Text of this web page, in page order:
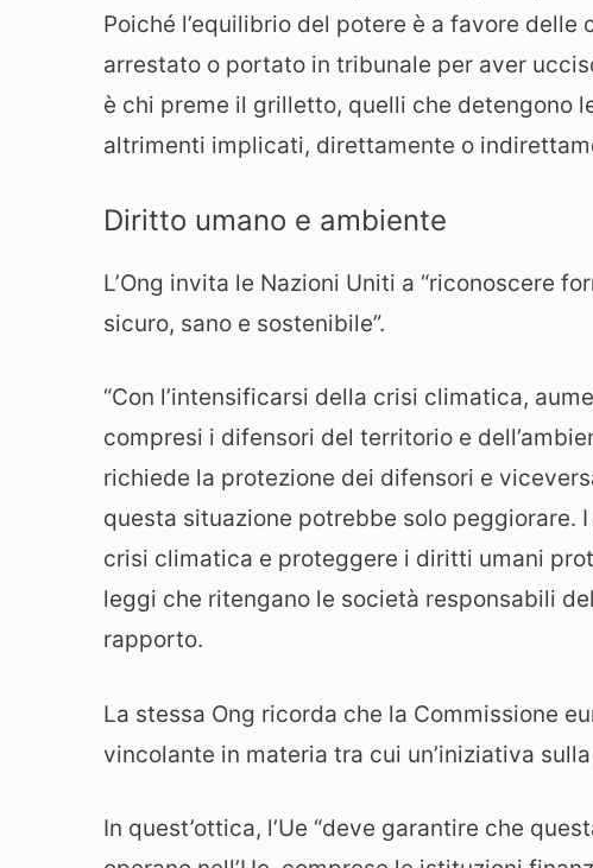
Poiché l’equilibrio del potere è a favore
arrestato o portato in tribunale per aver
è chi preme il grilletto, quelli che detengono
altrimenti implicati, direttamente o
Diritto umano e ambiente
L’Ong invita le Nazioni Uniti a “riconoscere
sicuro, sano e sostenibile”.
“Con l’intensificarsi della crisi climatica,
compresi i difensori del territorio e
richiede la protezione dei difensori e
questa situazione potrebbe solo peggiorare.
crisi climatica e proteggere i diritti umani
leggi che ritengano le società responsabili
rapporto.
La stessa Ong ricorda che la Commissione
vincolante in materia tra cui un’iniziativa
In quest’ottica, l’Ue “deve garantire che